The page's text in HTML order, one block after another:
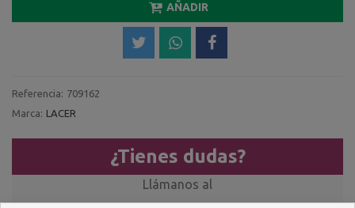
AÑADIR
Referencia: 709162
Marca: LACER
¿Tienes dudas?
Llámanos al